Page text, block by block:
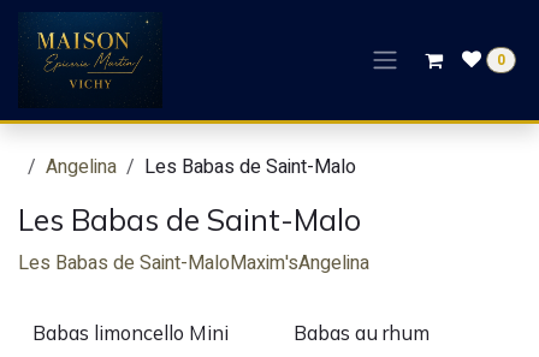
Skip to Content
0
Angelina Les Babas de Saint-Malo
Les Babas de Saint-Malo
Les Babas de Saint-MaloMaxim'sAngelina
Babas limoncello Mini
Babas au rhum